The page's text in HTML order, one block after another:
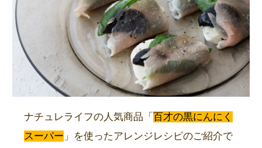
ナチュレライフの人気商品「 百才の黒にんにく
スーパー 」を使ったアレンジレシピのご紹介で